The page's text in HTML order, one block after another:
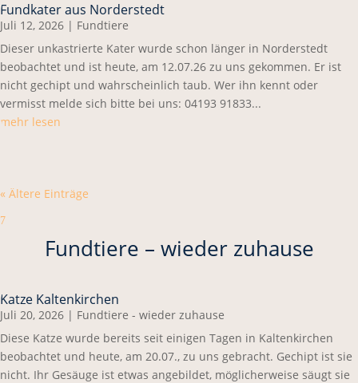
Fundkater aus Norderstedt
Juli 12, 2026 | Fundtiere
Dieser unkastrierte Kater wurde schon länger in Norderstedt
beobachtet und ist heute, am 12.07.26 zu uns gekommen. Er ist
nicht gechipt und wahrscheinlich taub. Wer ihn kennt oder
vermisst melde sich bitte bei uns: 04193 91833...
mehr lesen
« Ältere Einträge
7
Fundtiere – wieder zuhause
Katze Kaltenkirchen
Juli 20, 2026 | Fundtiere - wieder zuhause
Diese Katze wurde bereits seit einigen Tagen in Kaltenkirchen
beobachtet und heute, am 20.07., zu uns gebracht. Gechipt ist sie
nicht. Ihr Gesäuge ist etwas angebildet, möglicherweise säugt sie